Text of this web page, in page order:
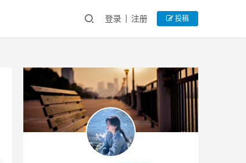
登录 注册 投稿